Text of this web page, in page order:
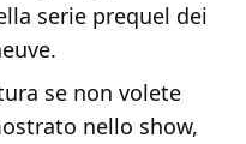
serie prequel dei
se non volete
nello show,